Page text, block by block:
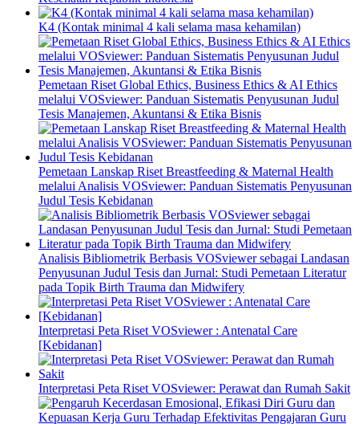
K4 (Kontak minimal 4 kali selama masa kehamilan)
Pemetaan Riset Global Ethics, Business Ethics & AI Ethics
melalui VOSviewer: Panduan Sistematis Penyusunan Judul
Tesis Manajemen, Akuntansi & Etika Bisnis
Pemetaan Lanskap Riset Breastfeeding & Maternal Health
melalui Analisis VOSviewer: Panduan Sistematis Penyusunan
Judul Tesis Kebidanan
Analisis Bibliometrik Berbasis VOSviewer sebagai Landasan
Penyusunan Judul Tesis dan Jurnal: Studi Pemetaan Literatur
pada Topik Birth Trauma dan Midwifery
Interpretasi Peta Riset VOSviewer : Antenatal Care
[Kebidanan]
Interpretasi Peta Riset VOSviewer: Perawat dan Rumah Sakit